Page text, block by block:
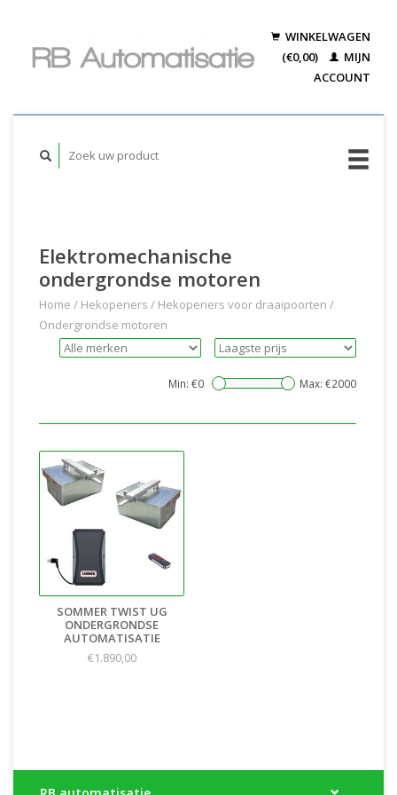
WINKELWAGEN
(€0,00)
MIJN
ACCOUNT
Elektromechanische
ondergrondse motoren
Home / Hekopeners / Hekopeners voor draaipoorten /
Ondergrondse motoren
Min: €0 Max: €2000
SOMMER TWIST UG
ONDERGRONDSE
AUTOMATISATIE
€1.890,00